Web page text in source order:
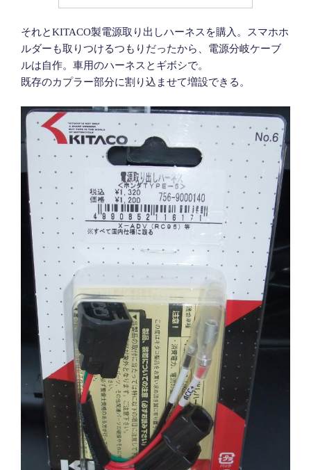
それとKITACO製電源取り出しハーネスを購入。スマホホ
ルダーも取りつけるつもりだったから、電源分岐ケーブ
ルは自作。車用のハーネスとギボシで。
既存のカプラー部分に割り込ませて増設できる。